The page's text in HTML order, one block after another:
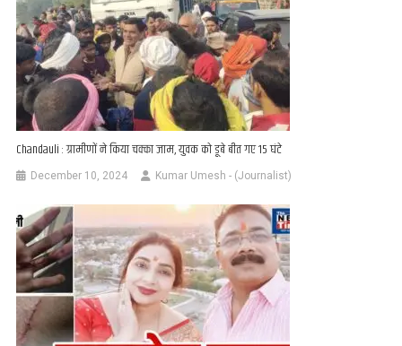
Chandauli : ग्रामीणों ने किया चक्का जाम, युवक को डूबे बीत गए 15 घंटे
December 10, 2024 Kumar Umesh - (Journalist)